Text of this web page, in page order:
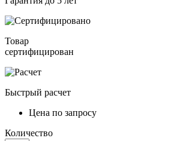
Товар
сертифицирован
Быстрый расчет
Цена по запросу
Количество